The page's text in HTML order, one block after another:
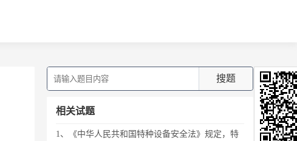
搜题
相关试题
1、《中华人民共和国特种设备安全法》规定，特